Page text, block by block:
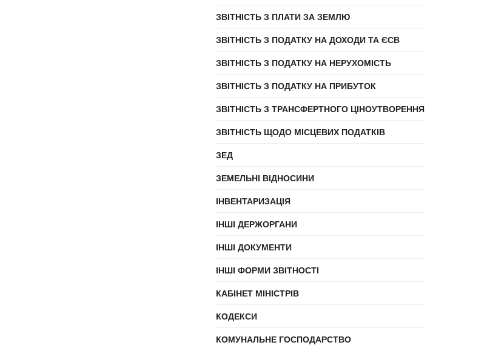
ЗВІТНІСТЬ З ПЛАТИ ЗА ЗЕМЛЮ
ЗВІТНІСТЬ З ПОДАТКУ НА ДОХОДИ ТА ЄСВ
ЗВІТНІСТЬ З ПОДАТКУ НА НЕРУХОМІСТЬ
ЗВІТНІСТЬ З ПОДАТКУ НА ПРИБУТОК
ЗВІТНІСТЬ З ТРАНСФЕРТНОГО ЦІНОУТВОРЕННЯ
ЗВІТНІСТЬ ЩОДО МІСЦЕВИХ ПОДАТКІВ
ЗЕД
ЗЕМЕЛЬНІ ВІДНОСИНИ
ІНВЕНТАРИЗАЦІЯ
ІНШІ ДЕРЖОРГАНИ
ІНШІ ДОКУМЕНТИ
ІНШІ ФОРМИ ЗВІТНОСТІ
КАБІНЕТ МІНІСТРІВ
КОДЕКСИ
КОМУНАЛЬНЕ ГОСПОДАРСТВО